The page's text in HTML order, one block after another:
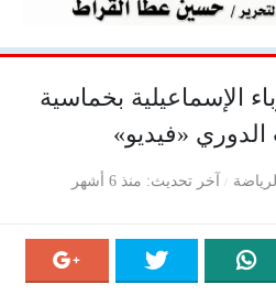
الإسماعيلية بخماسية
«فيديو»
آخر تحديث منذ 6 أشهر